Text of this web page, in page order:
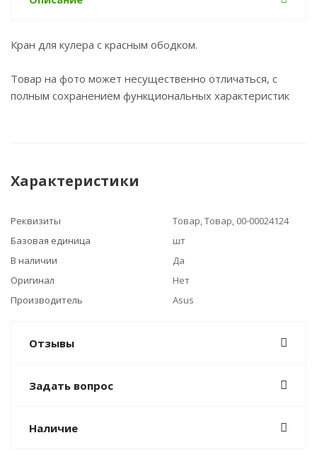
Кран для кулера с красным ободком.
Товар на фото может несущественно отличаться, с
полным сохранением функциональных характеристик
Характеристики
Реквизиты
Товар, Товар, 00-00024124
Базовая единица
шт
В наличии
Да
Оригинал
Нет
Производитель
Asus
Отзывы
Задать вопрос
Наличие